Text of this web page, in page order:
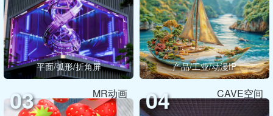
平面/弧形/折角屏 产品/工业/动漫IP
03 MR动画 04 CAVE空间